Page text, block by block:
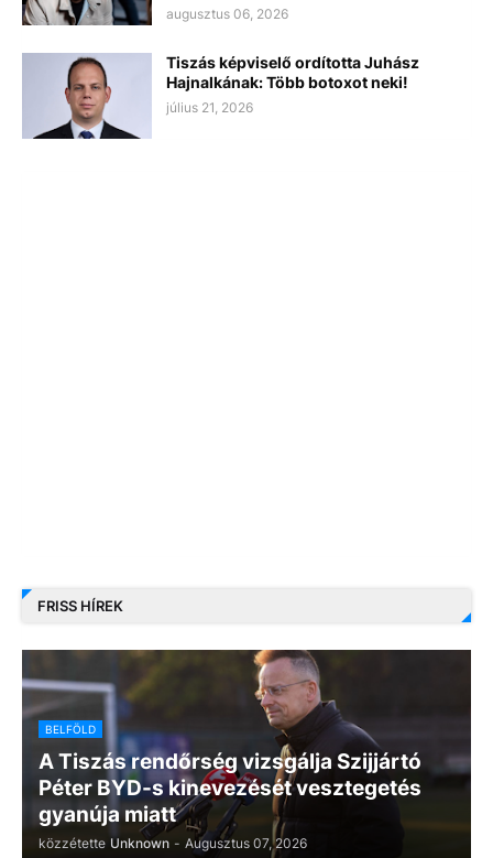
augusztus 06, 2026
Tiszás képviselő ordította Juhász
Hajnalkának: Több botoxot neki!
július 21, 2026
FRISS HÍREK
BELFÖLD
A Tiszás rendőrség vizsgálja Szijjártó
Péter BYD-s kinevezését vesztegetés
gyanúja miatt
közzétette Unknown - Augusztus 07, 2026